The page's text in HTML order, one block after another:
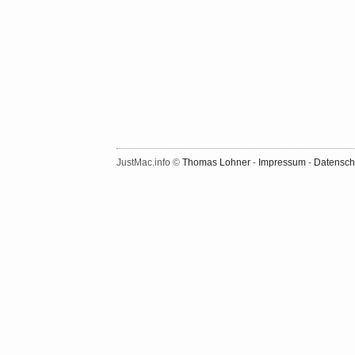
JustMac.info © Thomas Lohner - Impressum -